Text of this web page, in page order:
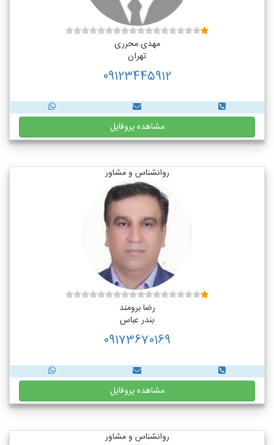
مهدی محرری
تهران
09123445912
مشاهده پروفایل
روانشناس و مشاور
رضا برومند
بندر عباس
09173670169
مشاهده پروفایل
روانشناس و مشاور